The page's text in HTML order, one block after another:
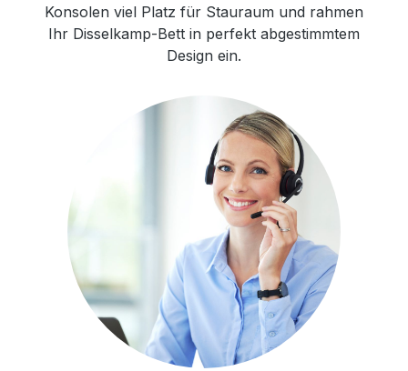
Konsolen viel Platz für Stauraum und rahmen
Ihr Disselkamp-Bett in perfekt abgestimmtem
Design ein.